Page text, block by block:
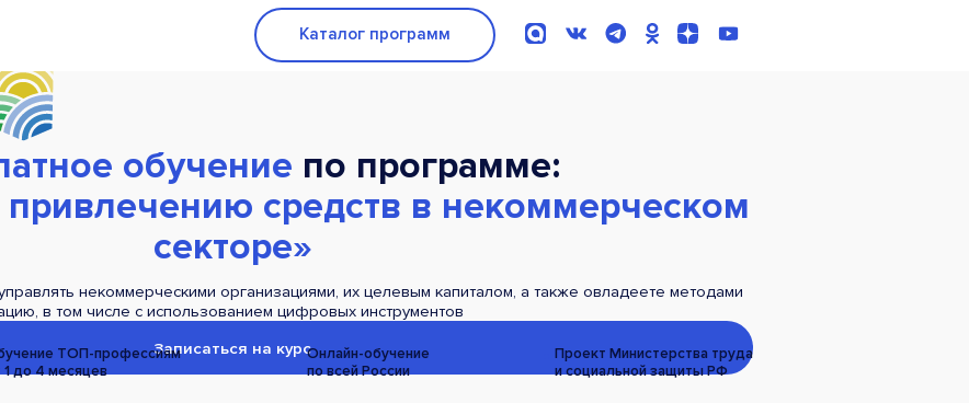
Каталог программ
обучение по программе:
средств в некоммерческом
секторе»
некоммерческими организациями, их целевым капиталом, а также овладеете методами
в том числе с использованием цифровых инструментов
Записаться на курс
ТОП-профессиям
1 до 4 месяцев
Онлайн-обучение
по всейРоссии
Проект Министерства труда
и социальной защиты РФ